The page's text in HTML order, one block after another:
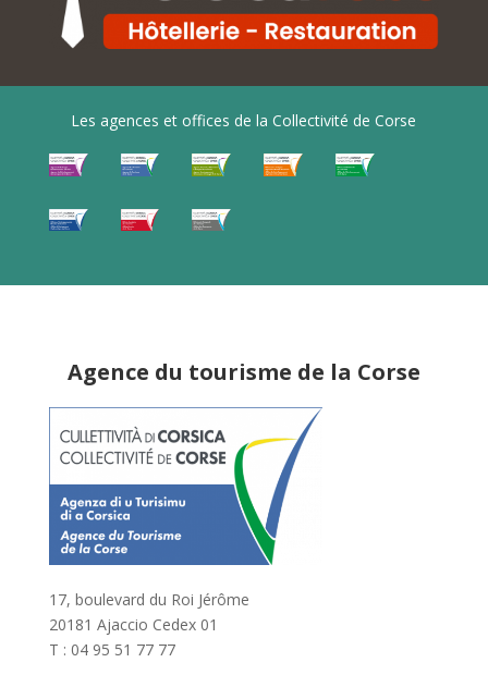
Les agences et offices de la Collectivité de Corse
Agence du tourisme de la Corse
17, boulevard du Roi Jérôme
20181 Ajaccio Cedex 01
T : 04 95 51 77 77